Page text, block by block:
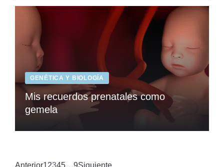
GENÉTICA Y BIOLOGÍA
Mis recuerdos prenatales como
gemela
Anterior12345…9Siguiente